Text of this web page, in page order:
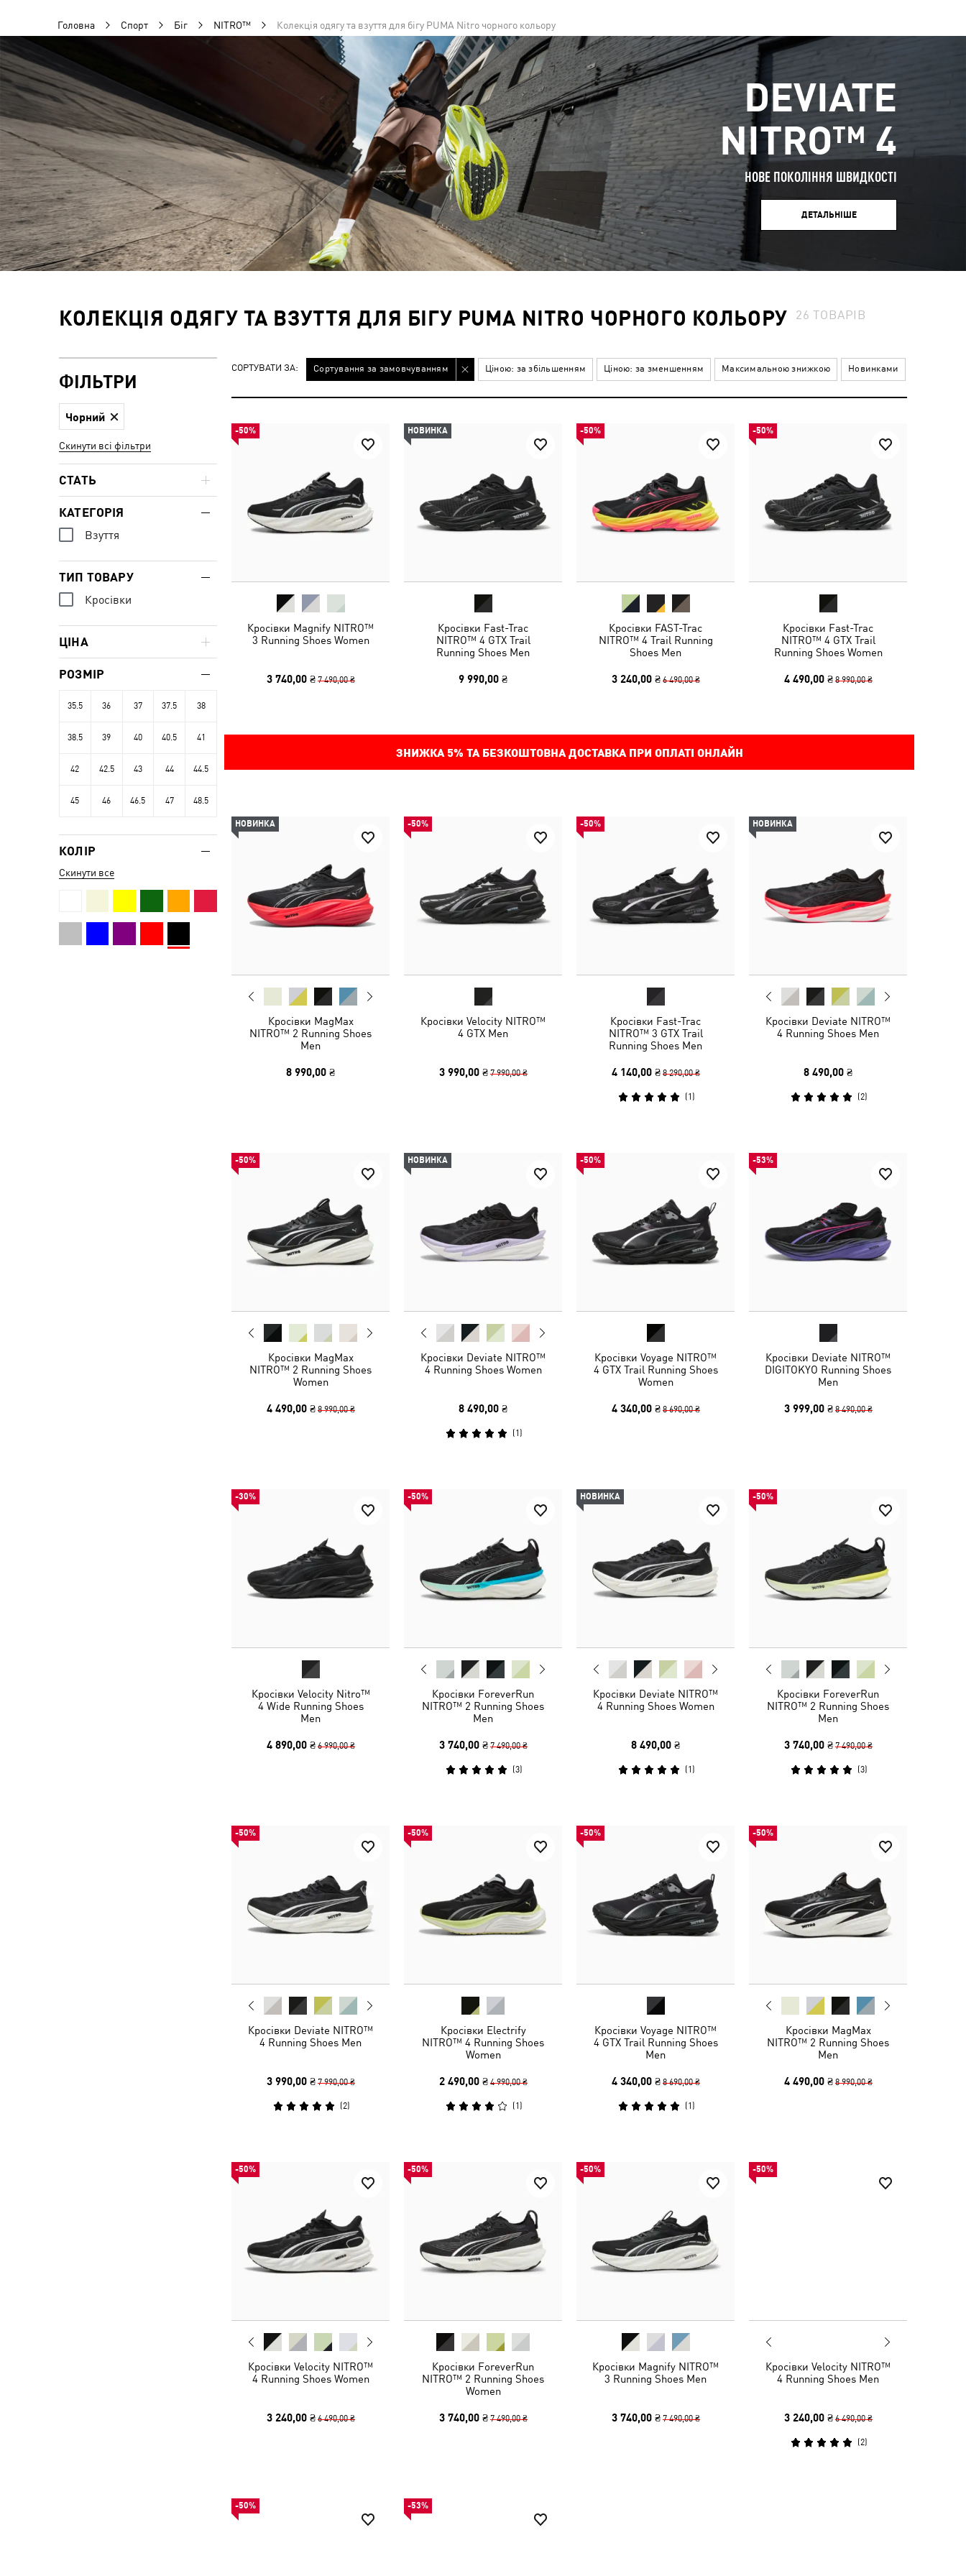
Головна Спорт Біг NITRO™ Колекція одягу та взуття для бігу PUMA Nitro чорного кольору
DEVIATE
NITRO™ 4
НОВЕ ПОКОЛІННЯ ШВИДКОСТІ
ДЕТАЛЬНІШЕ
КОЛЕКЦІЯ ОДЯГУ ТА ВЗУТТЯ ДЛЯ БІГУ PUMA NITRO ЧОРНОГО КОЛЬОРУ 26ТОВАРІВ
СОРТУВАТИ ЗА: Сортування за замовчуванням Ціною: за збільшенням Ціною: за зменшенням Максимальною знижкою Новинками
-50%
Кросівки Magnify NITRO™
3 Running Shoes Women
3 740,00 ₴ 7 490,00 ₴
НОВИНКА
Кросівки Fast-Trac
NITRO™ 4 GTX Trail
Running Shoes Men
9 990,00 ₴
-50%
Кросівки FAST-Trac
NITRO™ 4 Trail Running
Shoes Men
3 240,00 ₴ 6 490,00 ₴
-50%
Кросівки Fast-Trac
NITRO™ 4 GTX Trail
Running Shoes Women
4 490,00 ₴ 8 990,00 ₴
ЗНИЖКА 5% ТА БЕЗКОШТОВНА ДОСТАВКА ПРИ ОПЛАТІ ОНЛАЙН
НОВИНКА
Кросівки MagMax
NITRO™ 2 Running Shoes
Men
8 990,00 ₴
-50%
Кросівки Velocity NITRO™
4 GTX Men
3 990,00 ₴ 7 990,00 ₴
-50%
Кросівки Fast-Trac
NITRO™ 3 GTX Trail
Running Shoes Men
4 140,00 ₴ 8 290,00 ₴
(1 )
НОВИНКА
Кросівки Deviate NITRO™
4 Running Shoes Men
8 490,00 ₴
(2)
-50%
Кросівки MagMax
NITRO™ 2 Running Shoes
Women
4 490,00 ₴ 8 990,00 ₴
НОВИНКА
Кросівки Deviate NITRO™
4 Running Shoes Women
8 490,00 ₴
(1 )
-50%
Кросівки Voyage NITRO™
4 GTX Trail Running Shoes
Women
4 340,00 ₴ 8 690,00 ₴
-53%
Кросівки Deviate NITRO™
DIGITOKYO Running Shoes
Men
3 999,00 ₴ 8 490,00 ₴
-30%
Кросівки Velocity Nitro™
4 Wide Running Shoes
Men
4 890,00 ₴ 6 990,00 ₴
-50%
Кросівки ForeverRun
NITRO™ 2 Running Shoes
Men
3 740,00 ₴ 7 490,00 ₴
(3)
НОВИНКА
Кросівки Deviate NITRO™
4 Running Shoes Women
8 490,00 ₴
(1 )
-50%
Кросівки ForeverRun
NITRO™ 2 Running Shoes
Men
3 740,00 ₴ 7 490,00 ₴
(3)
-50%
Кросівки Deviate NITRO™
4 Running Shoes Men
3 990,00 ₴ 7 990,00 ₴
(2)
-50%
Кросівки Electrify
NITRO™ 4 Running Shoes
Women
2 490,00 ₴ 4 990,00 ₴
(1 )
-50%
Кросівки Voyage NITRO™
4 GTX Trail Running Shoes
Men
4 340,00 ₴ 8 690,00 ₴
(1 )
-50%
Кросівки MagMax
NITRO™ 2 Running Shoes
Men
4 490,00 ₴ 8 990,00 ₴
-50%
Кросівки Velocity NITRO™
4 Running Shoes Women
3 240,00 ₴ 6 490,00 ₴
-50%
Кросівки ForeverRun
NITRO™ 2 Running Shoes
Women
3 740,00 ₴ 7 490,00 ₴
-50%
Кросівки Magnify NITRO™
3 Running Shoes Men
3 740,00 ₴ 7 490,00 ₴
-50%
Кросівки Velocity NITRO™
4 Running Shoes Men
3 240,00 ₴ 6 490,00 ₴
(2)
-50% -53%
ФІЛЬТРИ
Чорний
Скинути всі фільтри
СТАТЬ
КАТЕГОРІЯ
Взуття
ТИП ТОВАРУ
Кросівки
ЦІНА
РОЗМІР
35.5 36 37 37.5 38
38.5 39 40 40.5 41
42 42.5 43 44 44.5
45 46 46.5 47 48.5
КОЛІР
Скинути все